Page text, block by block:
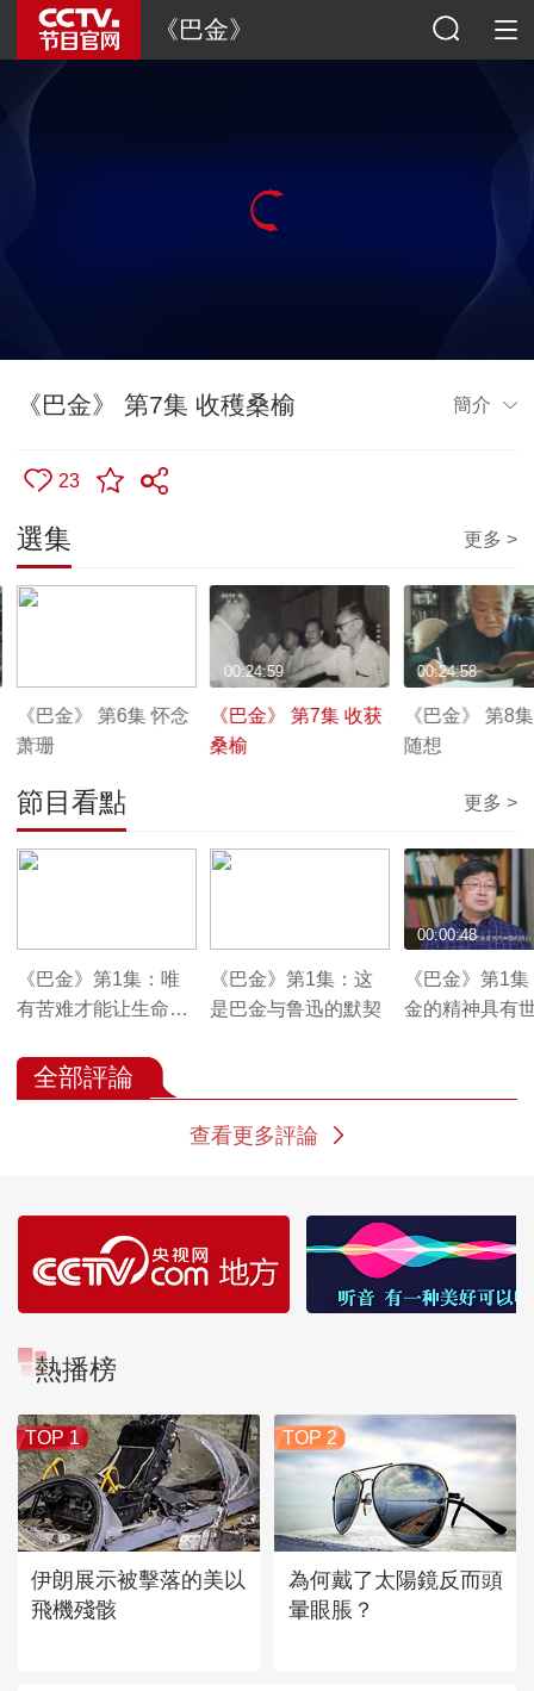
《巴金》
《巴金》 第7集 收穫桑榆 簡介
23
選集 更多 >
《巴金》 第6集 怀念
萧珊
《巴金》 第7集 收获
桑榆
00:24:59
《巴金》 第8
随想
00:24:58
節目看點 更多 >
《巴金》第1集：唯
有苦难才能让生命伟
《巴金》第1集：这
是巴金与鲁迅的默契
《巴金》第1
金的精神具有
00:00:48
全部評論
查看更多評論
熱播榜
TOP 1
伊朗展示被擊落的美以
飛機殘骸
TOP 2
為何戴了太陽鏡反而頭
暈眼脹？